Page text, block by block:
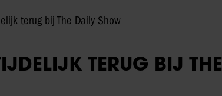
terug bij The Daily Show
TERUG BIJ THE